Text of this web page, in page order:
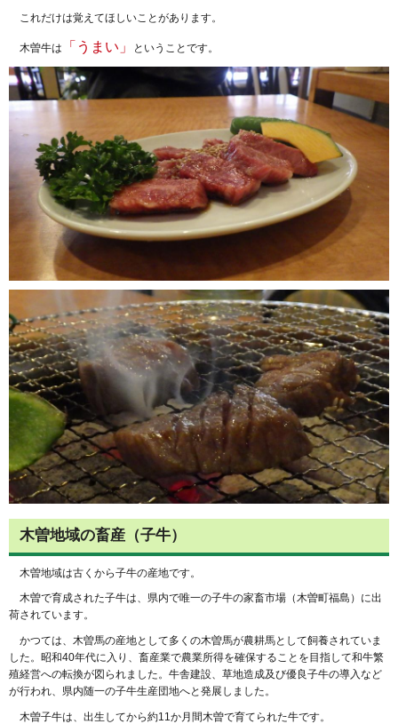
これだけは覚えてほしいことがあります。
木曽牛は 「うまい」 ということです。
木曽地域の畜産（子牛）
木曽地域は古くから子牛の産地です。
木曽で育成された子牛は、県内で唯一の子牛の家畜市場（木曽町福島）に出
荷されています。
かつては、木曽馬の産地として多くの木曽馬が農耕馬として飼養されていま
した。昭和40年代に入り、畜産業で農業所得を確保することを目指して和牛繁
殖経営への転換が図られました。牛舎建設、草地造成及び優良子牛の導入など
が行われ、県内随一の子牛生産団地へと発展しました。
木曽子牛は、出生してから約11か月間木曽で育てられた牛です。